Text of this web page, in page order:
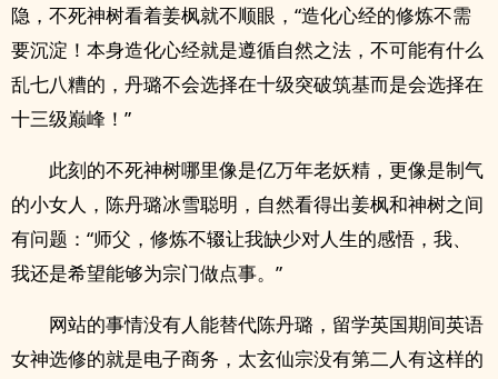
隐，不死神树看着姜枫就不顺眼，“造化心经的修炼不需
要沉淀！本身造化心经就是遵循自然之法，不可能有什么
乱七八糟的，丹璐不会选择在十级突破筑基而是会选择在
十三级巅峰！”
此刻的不死神树哪里像是亿万年老妖精，更像是制气
的小女人，陈丹璐冰雪聪明，自然看得出姜枫和神树之间
有问题：“师父，修炼不辍让我缺少对人生的感悟，我、
我还是希望能够为宗门做点事。”
网站的事情没有人能替代陈丹璐，留学英国期间英语
女神选修的就是电子商务，太玄仙宗没有第二人有这样的